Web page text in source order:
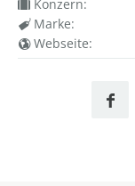
Konzern:
Marke:
Webseite: